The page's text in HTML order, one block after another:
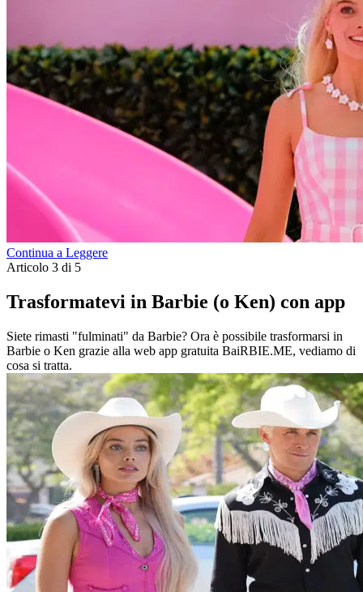
Continua a Leggere
Articolo 3 di 5
Trasformatevi in Barbie (o Ken) con app
Siete rimasti "fulminati" da Barbie? Ora è possibile trasformarsi in
Barbie o Ken grazie alla web app gratuita BaiRBIE.ME, vediamo di
cosa si tratta.